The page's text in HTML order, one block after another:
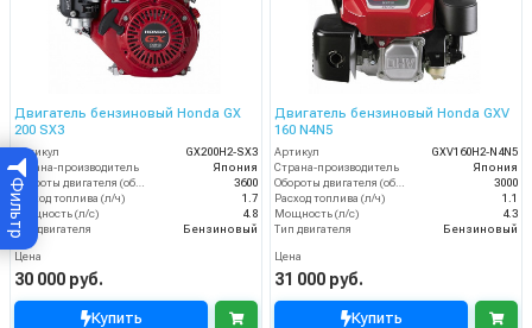
Фильтр
Двигатель бензиновый Honda GX
200 SX3
Артикул
GX200H2-SX3
Страна-производитель
Япония
3600
Расход топлива (л/ч)
1.7
Мощность (л/с)
4.8
Тип двигателя
Бензиновый
Цена
30 000 руб.
Купить
Двигатель бензиновый Honda GXV
160 N4N5
Артикул
GXV160H2-N4N5
Страна-производитель
Япония
3000
Расход топлива (л/ч)
1.1
Мощность (л/с)
4.3
Тип двигателя
Бензиновый
Цена
31 000 руб.
Купить